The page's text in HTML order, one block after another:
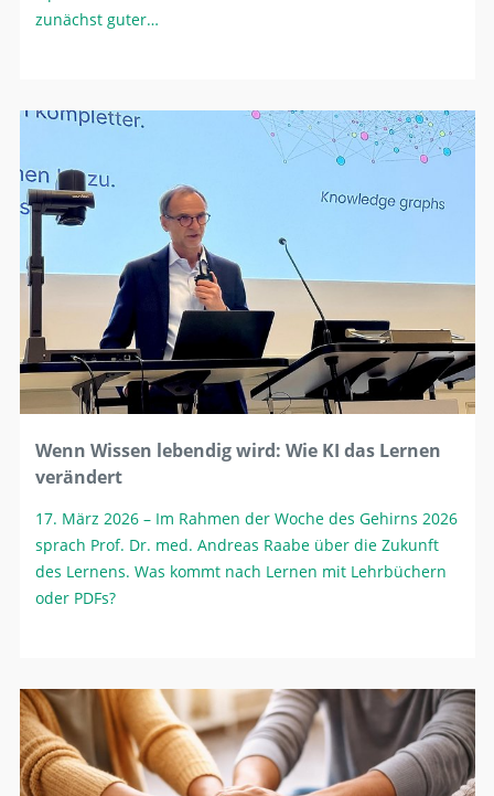
zunächst guter…
Wenn Wissen lebendig wird: Wie KI das Lernen
verändert
17. März 2026 – Im Rahmen der Woche des Gehirns 2026
sprach Prof. Dr. med. Andreas Raabe über die Zukunft
des Lernens. Was kommt nach Lernen mit Lehrbüchern
oder PDFs?